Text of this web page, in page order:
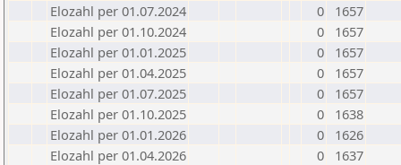
Elozahl per 01.07.2024
0
1657
Elozahl per 01.10.2024
0
1657
Elozahl per 01.01.2025
0
1657
Elozahl per 01.04.2025
0
1657
Elozahl per 01.07.2025
0
1657
Elozahl per 01.10.2025
0
1638
Elozahl per 01.01.2026
0
1626
Elozahl per 01.04.2026
0
1637